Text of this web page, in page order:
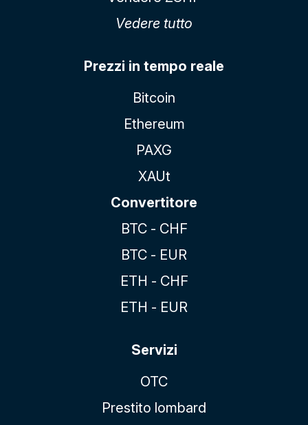
Vedere tutto
Prezzi in tempo reale
Bitcoin
Ethereum
PAXG
XAUt
Convertitore
BTC - CHF
BTC - EUR
ETH - CHF
ETH - EUR
Servizi
OTC
Prestito lombard